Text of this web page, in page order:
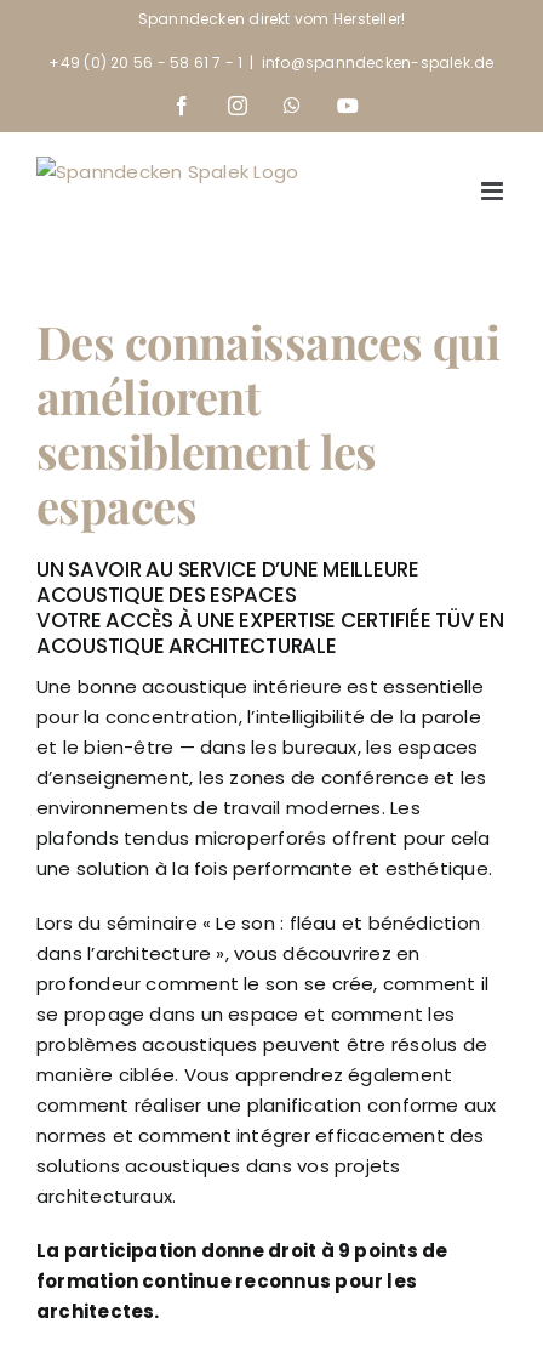
content
Spanndecken direkt vom Hersteller!
+49 (0) 20 56 - 58 61 7 - 1 | info@spanndecken-spalek.de
FacebookInstagramWhatsAppYouTube
Des connaissances qui
améliorent
sensiblement les
espaces
UN SAVOIR AU SERVICE D’UNE MEILLEURE
ACOUSTIQUE DES ESPACES
VOTRE ACCÈS À UNE EXPERTISE CERTIFIÉE TÜV EN
ACOUSTIQUE ARCHITECTURALE
Une bonne acoustique intérieure est essentielle
pour la concentration, l’intelligibilité de la parole
et le bien-être — dans les bureaux, les espaces
d’enseignement, les zones de conférence et les
environnements de travail modernes. Les
plafonds tendus microperforés offrent pour cela
une solution à la fois performante et esthétique.
Lors du séminaire « Le son : fléau et bénédiction
dans l’architecture », vous découvrirez en
profondeur comment le son se crée, comment il
se propage dans un espace et comment les
problèmes acoustiques peuvent être résolus de
manière ciblée. Vous apprendrez également
comment réaliser une planification conforme aux
normes et comment intégrer efficacement des
solutions acoustiques dans vos projets
architecturaux.
La participation donne droit à 9 points de
formation continue reconnus pour les
architectes.